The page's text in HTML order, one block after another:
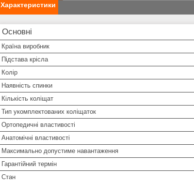
Характеристики
Основні
Країна виробник
Підстава крісла
Колір
Наявність спинки
Кількість коліщат
Тип укомплектованих коліщаток
Ортопедичні властивості
Анатомічні властивості
Максимально допустиме навантаження
Гарантійний термін
Стан